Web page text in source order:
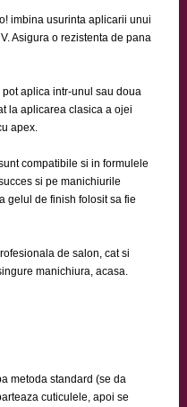
imbina usurinta aplicarii unui
Asigura o rezistenta de pana
aplica intr-unul sau doua
la aplicarea clasica a ojei
apex.
compatibile si in formulele
si pe manichiurile
gelul de finish folosit sa fie
de salon, cat si
manichiura, acasa.
metoda standard (se da
cuticulele, apoi se